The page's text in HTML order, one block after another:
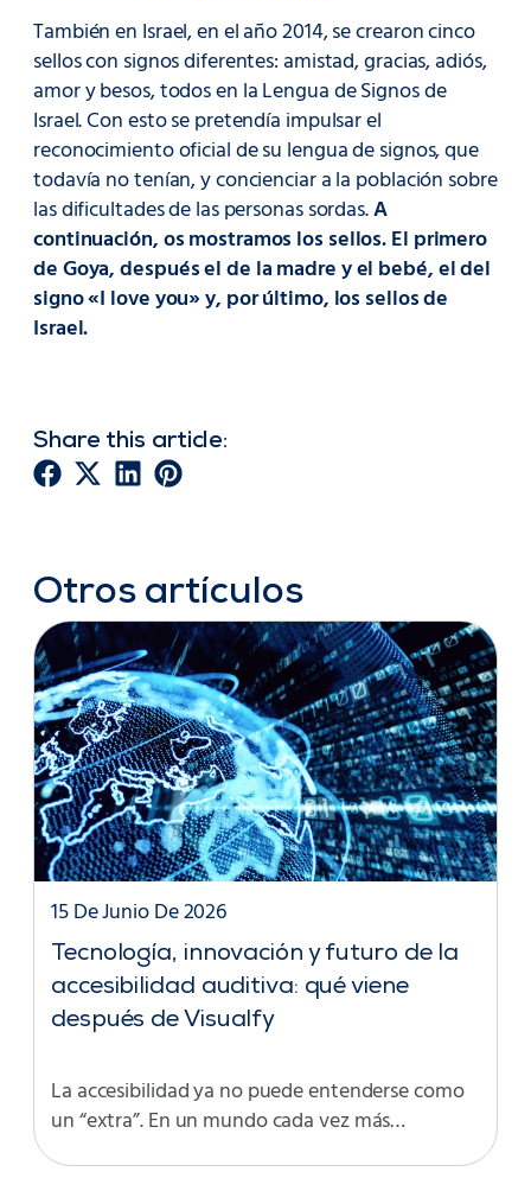
También en Israel, en el año 2014, se crearon cinco
sellos con signos diferentes: amistad, gracias, adiós,
amor y besos, todos en la Lengua de Signos de
Israel. Con esto se pretendía impulsar el
reconocimiento oficial de su lengua de signos, que
todavía no tenían, y concienciar a la población sobre
las dificultades de las personas sordas.A
continuación, os mostramos los sellos. El primero
de Goya, después el de la madre y el bebé, el del
signo «I love you» y, por último, los sellos de
Israel.
Share this article:
Otros artículos
Tecnología, innovación y futuro de la
accesibilidad auditiva: qué viene
después de Visualfy
15 De Junio De 2026
La accesibilidad ya no puede entenderse como
un “extra”. En un mundo cada vez más…